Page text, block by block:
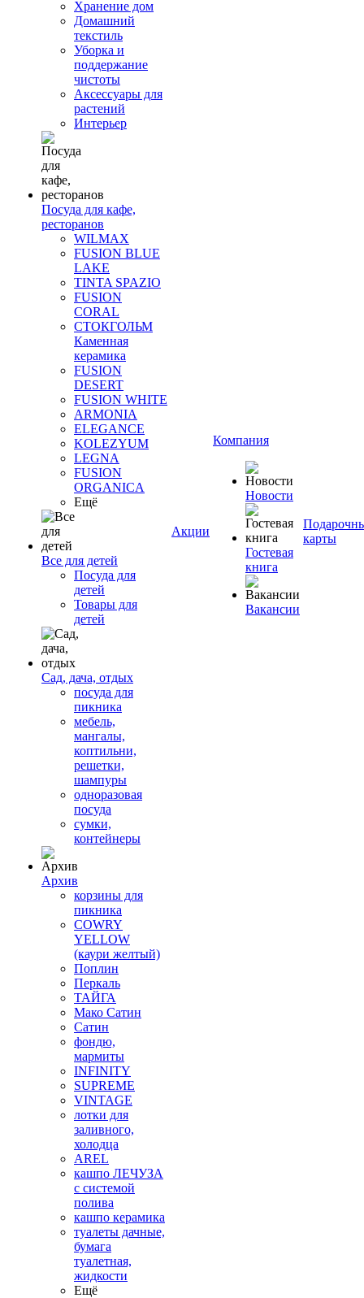
Хранение дом
Домашний
текстиль
Уборка и
поддержание
чистоты
Аксессуары для
растений
Интерьер
Посуда для кафе,
ресторанов
WILMAX
FUSION BLUE
LAKE
TINTA SPAZIO
FUSION
CORAL
СТОКГОЛЬМ
Каменная
керамика
FUSION
DESERT
FUSION WHITE
ARMONIA
ELEGANCE
KOLEZYUM
LEGNA
FUSION
ORGANICA
Ещё
Все для детей
Посуда для
детей
Товары для
детей
Сад, дача, отдых
посуда для
пикника
мебель,
мангалы,
коптильни,
решетки,
шампуры
одноразовая
посуда
сумки,
контейнеры
Архив
корзины для
пикника
COWRY
YELLOW
(каури желтый)
Поплин
Перкаль
ТАЙГА
Мако Сатин
Сатин
фондю,
мармиты
INFINITY
SUPREME
VINTAGE
лотки для
заливного,
холодца
AREL
кашпо ЛЕЧУЗА
с системой
полива
кашпо керамика
туалеты дачные,
бумага
туалетная,
жидкости
Ещё
Акции
Компания
Новости
Гостевая
книга
Вакансии
карты